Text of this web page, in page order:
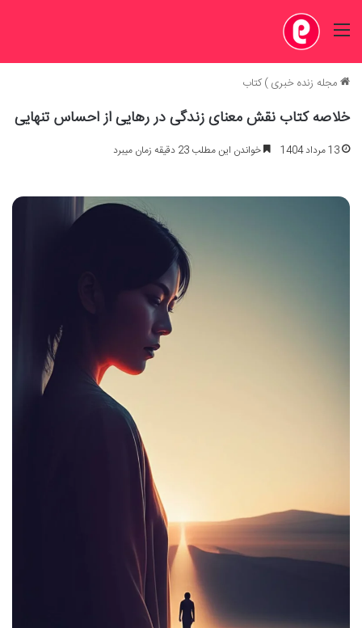
منو
مجله زنده خبری)کتاب
خلاصه کتاب نقش معنای زندگی در رهایی از احساس تنهایی
13 مرداد 1404 خواندن این مطلب 23 دقیقه زمان میبرد